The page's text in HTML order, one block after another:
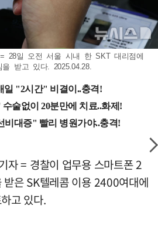
28일 오전 서울 시내 한 SKT 대리점에
받고 있다. 2025.04.28.
자 = 경찰이 업무용 스마트폰 2
받은 SK텔레콤 이용 2400여대에
고 있다.